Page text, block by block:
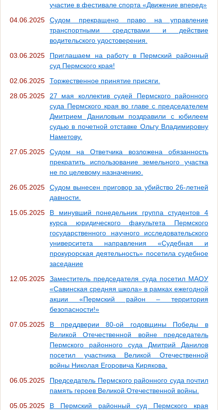
участие в фестивале спорта «Движение вперед»
04.06.2025
Судом прекращено право на управление
транспортными средствами и действие
водительского удостоверения.
03.06.2025
Приглашаем на работу в Пермский районный
суд Пермского края!
02.06.2025
Торжественное принятие присяги.
28.05.2025
27 мая коллектив судей Пермского районного
суда Пермского края во главе с председателем
Дмитрием Даниловым поздравили с юбилеем
судью в почетной отставке Ольгу Владимировну
Наметову.
27.05.2025
Судом на Ответчика возложена обязанность
прекратить использование земельного участка
не по целевому назначению.
26.05.2025
Судом вынесен приговор за убийство 26-летней
давности.
15.05.2025
В минувший понедельник группа студентов 4
курса юридического факультета Пермского
государственного научного исследовательского
университета направления «Судебная и
прокурорская деятельность» посетила судебное
заседание
12.05.2025
Заместитель председателя суда посетил МАОУ
«Савинская средняя школа» в рамках ежегодной
акции «Пермский район – территория
безопасности!»
07.05.2025
В преддверии 80-ой годовщины Победы в
Великой Отечественной войне председатель
Пермского районного суда Дмитрий Данилов
посетил участника Великой Отечественной
войны Николая Егоровича Кирякова.
06.05.2025
Председатель Пермского районного суда почтил
память героев Великой Отечественной войны.
05.05.2025
В Пермский районный суд Пермского края